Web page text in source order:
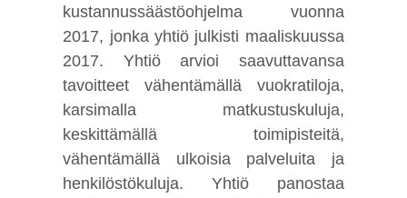
kustannussäästöohjelma vuonna
2017, jonka yhtiö julkisti maaliskuussa
2017. Yhtiö arvioi saavuttavansa
tavoitteet vähentämällä vuokratiloja,
karsimalla matkustuskuluja,
keskittämällä toimipisteitä,
vähentämällä ulkoisia palveluita ja
henkilöstökuluja. Yhtiö panostaa